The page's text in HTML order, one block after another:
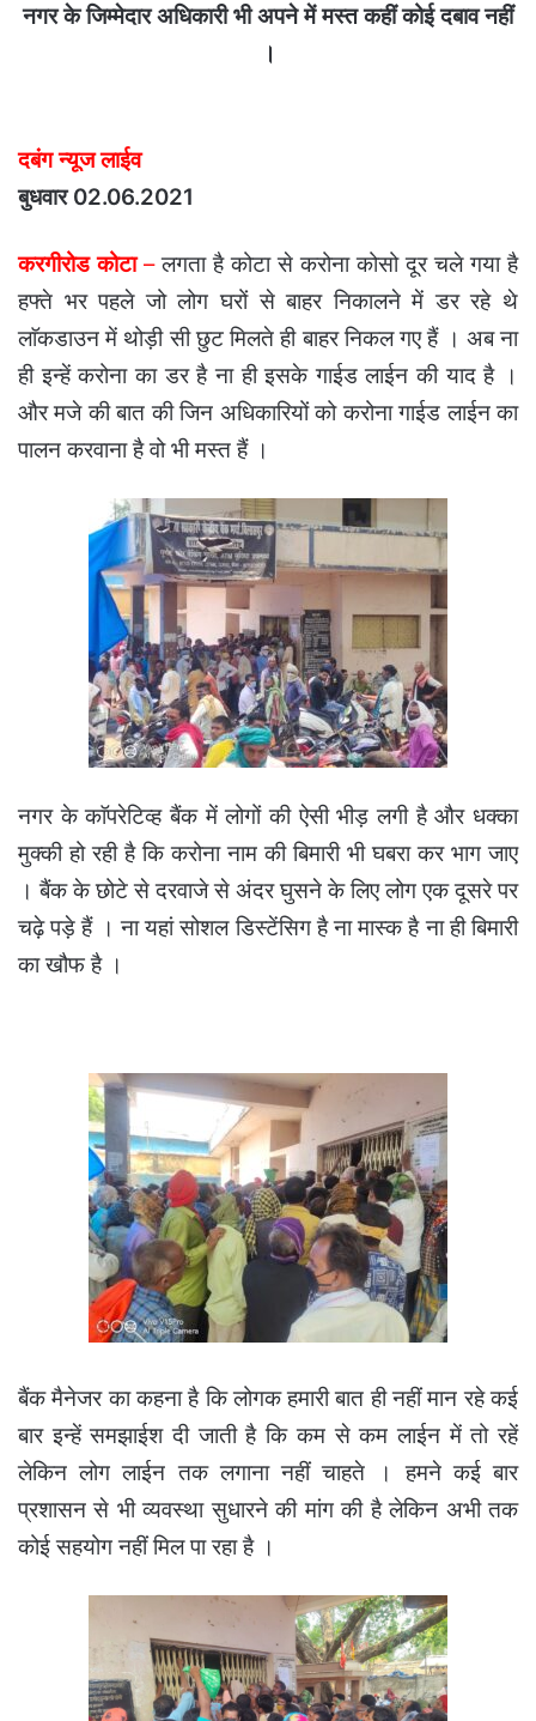
नगर के जिम्मेदार अधिकारी भी अपने में मस्त कहीं कोई दबाव नहीं
।
दबंग न्यूज लाईव
बुधवार 02.06.2021
करगीरोड कोटा–लगता है कोटा से करोना कोसो दूर चले गया है
हफ्ते भर पहले जो लोग घरों से बाहर निकालने में डर रहे थे
लाॅकडाउन में थोड़ी सी छुट मिलते ही बाहर निकल गए हैं । अब ना
ही इन्हें करोना का डर है ना ही इसके गाईड लाईन की याद है ।
और मजे की बात की जिन अधिकारियों को करोना गाईड लाईन का
पालन करवाना है वो भी मस्त हैं ।
नगर के काॅपरेटिव्ह बैंक में लोगों की ऐसी भीड़ लगी है और धक्का
मुक्की हो रही है कि करोना नाम की बिमारी भी घबरा कर भाग जाए
। बैंक के छोटे से दरवाजे से अंदर घुसने के लिए लोग एक दूसरे पर
चढ़े पड़े हैं । ना यहां सोशल डिस्टेंसिग है ना मास्क है ना ही बिमारी
का खौफ है ।
बैंक मैनेजर का कहना है कि लोगक हमारी बात ही नहीं मान रहे कई
बार इन्हें समझाईश दी जाती है कि कम से कम लाईन में तो रहें
लेकिन लोग लाईन तक लगाना नहीं चाहते । हमने कई बार
प्रशासन से भी व्यवस्था सुधारने की मांग की है लेकिन अभी तक
कोई सहयोग नहीं मिल पा रहा है ।